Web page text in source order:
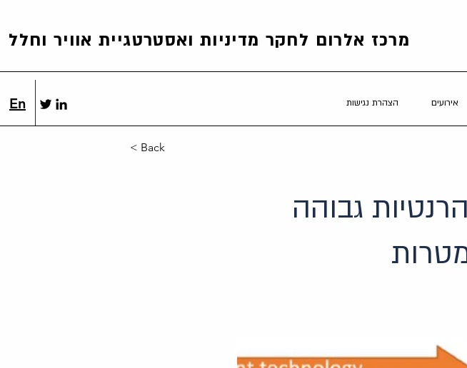
מרכז אלרום לחקר מדיניות ואסטרטגיית אוויר וחלל
En אירועים הצהרת נגישות
< Back
גבוהה
מטרות